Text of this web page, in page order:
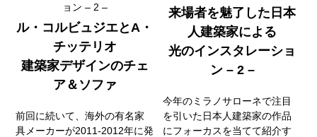
ョン – 2 –
ル・コルビュジエとA・
チッテリオ
建築家デザインのチェ
ア＆ソファ
前回に続いて、海外の有名家
具メーカーが2011-2012年に発
来場者を魅了した日本
人建築家による
光のインスタレーショ
ン – 2 –
今年のミラノサローネで注目
を引いた日本人建築家の作品
にフォーカスを当てて紹介す